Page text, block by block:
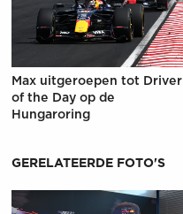
Max uitgeroepen tot Driver
of the Day op de
Hungaroring
GERELATEERDE FOTO'S